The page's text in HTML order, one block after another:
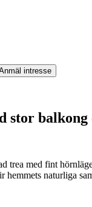
intresse
stor
trea med fint
hemmets naturliga